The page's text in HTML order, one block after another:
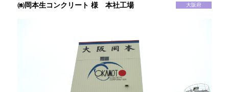
㈱岡本生コンクリート 様 本社工場 大阪府